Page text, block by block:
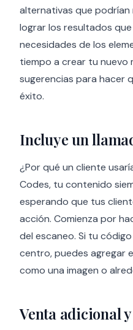
alternativas que podrían
lograr los resultados
necesidades de los
tiempo a crear tu nuevo
sugerencias para hacer
éxito.
Incluye un
¿Por qué un cliente
Codes, tu contenido
esperando que tus
acción. Comienza por
del escaneo. Si tu
centro, puedes agregar
como una imagen o
Venta adicional